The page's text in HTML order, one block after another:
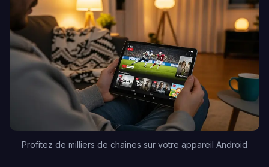
Profitez de milliers de chaines sur votre appareil Android